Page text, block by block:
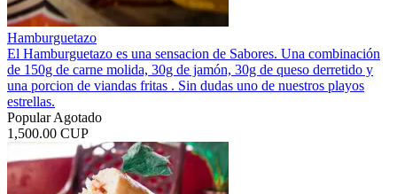
Hamburguetazo
El Hamburguetazo es una sensacion de Sabores. Una combinación
de 150g de carne molida, 30g de jamón, 30g de queso derretido y
una porcion de viandas fritas . Sin dudas uno de nuestros playos
estrellas.
PopularAgotado
1,500.00 CUP